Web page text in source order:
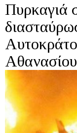
Πυρκαγιά